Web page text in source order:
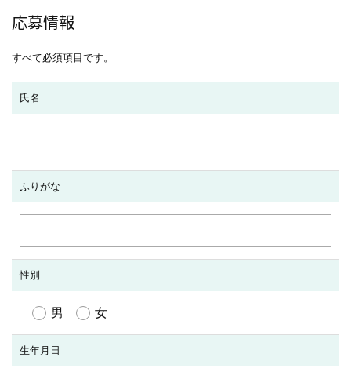
応募情報
すべて必須項目です。
氏名
ふりがな
性別
男 女
生年月日